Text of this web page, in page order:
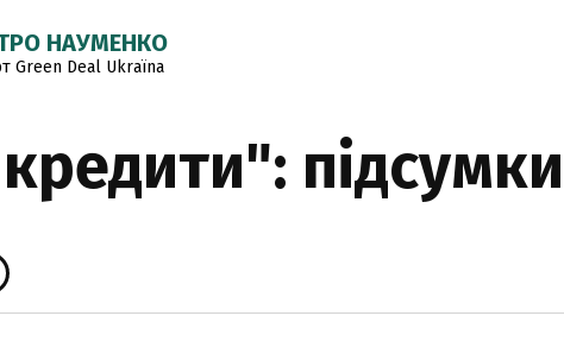
НАУМЕНКО
Green Deal Ukraїna